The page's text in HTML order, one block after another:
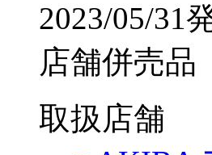
2023/05/31
店舗併売品
取扱店舗